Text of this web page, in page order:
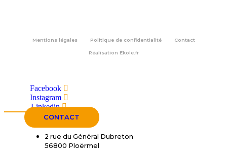
Mentions légales Politique de confidentialité Contact
Réalisation Ekole.fr
Facebook
Instagram
Linkedin
CONTACT
2 rue du Général Dubreton
56800 Ploërmel